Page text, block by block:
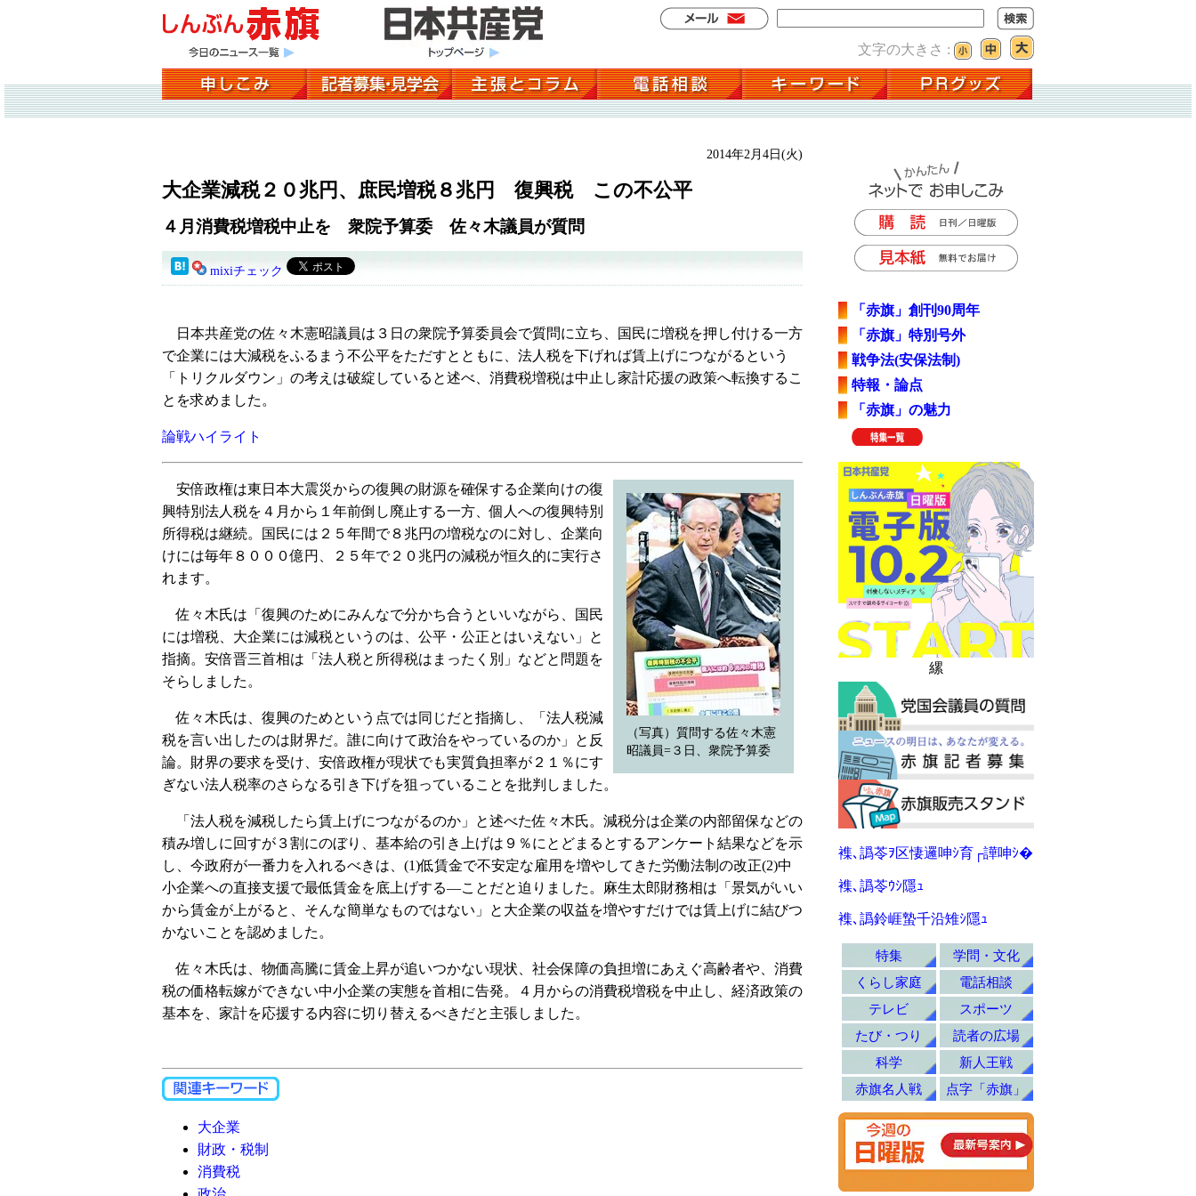
文字の大きさ :
2014年2月4日(火)
大企業減税２０兆円、庶民増税８兆円 復興税 この不公平
４月消費税増税中止を 衆院予算委 佐々木議員が質問
mixiチェック
日本共産党の佐々木憲昭議員は３日の衆院予算委員会で質問に立ち、国民に増税を押し付ける一方
で企業には大減税をふるまう不公平をただすとともに、法人税を下げれば賃上げにつながるという
「トリクルダウン」の考えは破綻していると述べ、消費税増税は中止し家計応援の政策へ転換するこ
とを求めました。
論戦ハイライト
（写真）質問する佐々木憲
昭議員=３日、衆院予算委
安倍政権は東日本大震災からの復興の財源を確保する企業向けの復
興特別法人税を４月から１年前倒し廃止する一方、個人への復興特別
所得税は継続。国民には２５年間で８兆円の増税なのに対し、企業向
けには毎年８０００億円、２５年で２０兆円の減税が恒久的に実行さ
れます。
佐々木氏は「復興のためにみんなで分かち合うといいながら、国民
には増税、大企業には減税というのは、公平・公正とはいえない」と
指摘。安倍晋三首相は「法人税と所得税はまったく別」などと問題を
そらしました。
佐々木氏は、復興のためという点では同じだと指摘し、「法人税減
税を言い出したのは財界だ。誰に向けて政治をやっているのか」と反
論。財界の要求を受け、安倍政権が現状でも実質負担率が２１％にす
ぎない法人税率のさらなる引き下げを狙っていることを批判しました。
「法人税を減税したら賃上げにつながるのか」と述べた佐々木氏。減税分は企業の内部留保などの
積み増しに回すが３割にのぼり、基本給の引き上げは９％にとどまるとするアンケート結果などを示
し、今政府が一番力を入れるべきは、(1)低賃金で不安定な雇用を増やしてきた労働法制の改正(2)中
小企業への直接支援で最低賃金を底上げする―ことだと迫りました。麻生太郎財務相は「景気がいい
から賃金が上がると、そんな簡単なものではない」と大企業の収益を増やすだけでは賃上げに結びつ
かないことを認めました。
佐々木氏は、物価高騰に賃金上昇が追いつかない現状、社会保障の負担増にあえぐ高齢者や、消費
税の価格転嫁ができない中小企業の実態を首相に告発。４月からの消費税増税を中止し、経済政策の
基本を、家計を応援する内容に切り替えるべきだと主張しました。
大企業
財政・税制
消費税
「赤旗」創刊90周年
「赤旗」特別号外
戦争法(安保法制)
特報・論点
「赤旗」の魅力
縲
襍､譌苓ｦ区悽邏呻ｼ育┌譁呻ｼ�
襍､譌苓ｳｼ隱ｭ
襍､譌鈴崕蟄千沿雉ｼ隱ｭ
特集
学問・文化
くらし家庭
電話相談
テレビ
スポーツ
たび・つり
読者の広場
科学
新人王戦
赤旗名人戦
点字「赤旗」